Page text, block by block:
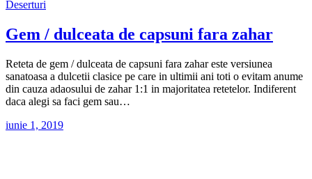
Deserturi
Gem / dulceata de capsuni fara zahar
Reteta de gem / dulceata de capsuni fara zahar este versiunea
sanatoasa a dulcetii clasice pe care in ultimii ani toti o evitam anume
din cauza adaosului de zahar 1:1 in majoritatea retetelor. Indiferent
daca alegi sa faci gem sau…
iunie 1, 2019